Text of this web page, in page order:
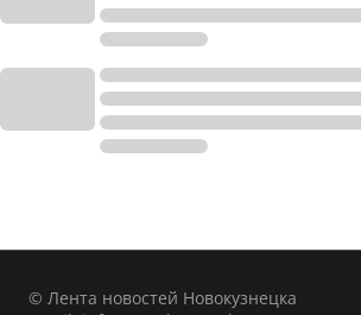
© Лента новостей Новокузнецка